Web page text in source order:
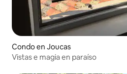
Condo en Joucas
Vistas e magia en paraíso